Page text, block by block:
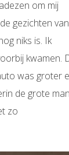
om mij
gezichten van
niks is. Ik
kwamen.
was groter
de grote man
zo